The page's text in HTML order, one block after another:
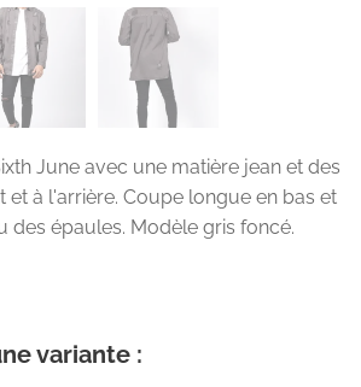
June avec une matière jean et des
et à l'arrière. Coupe longue en bas et
des épaules. Modèle gris foncé.
variante :